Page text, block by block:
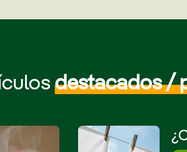
destacados /